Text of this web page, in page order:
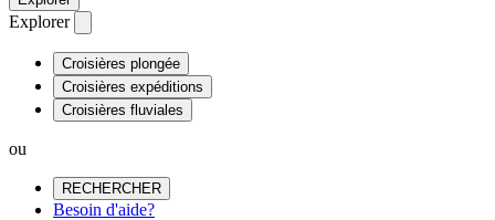
Explorer
Croisières plongée
Croisières expéditions
Croisières fluviales
ou
RECHERCHER
Besoin d'aide?